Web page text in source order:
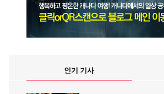
인기 기사